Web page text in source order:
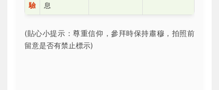
驗
息
(貼心小提示：尊重信仰，參拜時保持肅穆，拍照前
留意是否有禁止標示)